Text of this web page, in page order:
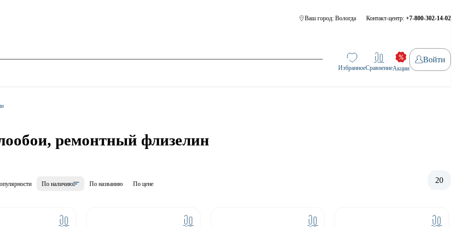
Ваш город: Вологда Контакт-центр: +7-800-302-14-02
ИзбранноеСравнениеАкции
Войти
ремонтный флизелин
По наличию По названию По цене 20